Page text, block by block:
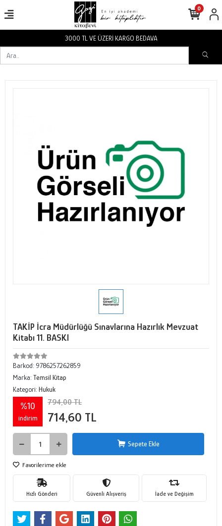
3000 TL VE ÜZERİ KARGO BEDAVA
0
TAKİP İcra Müdürlüğü Sınavlarına Hazırlık Mevzuat
Kitabı 11. BASKI
Barkod: 9786257262859
Marka: Temsil Kitap
Kategori: Hukuk
%10
indirim
794,00 TL
714,60 TL
Sepete Ekle
Favorilerime ekle
Hızlı Gönderi Güvenli Alışveriş İade ve Değişim